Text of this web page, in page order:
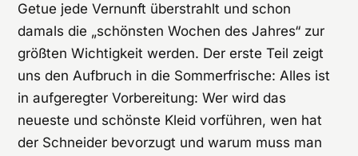
Getue jede Vernunft überstrahlt und schon
damals die „schönsten Wochen des Jahres“ zur
größten Wichtigkeit werden. Der erste Teil zeigt
uns den Aufbruch in die Sommerfrische: Alles ist
in aufgeregter Vorbereitung: Wer wird das
neueste und schönste Kleid vorführen, wen hat
der Schneider bevorzugt und warum muss man